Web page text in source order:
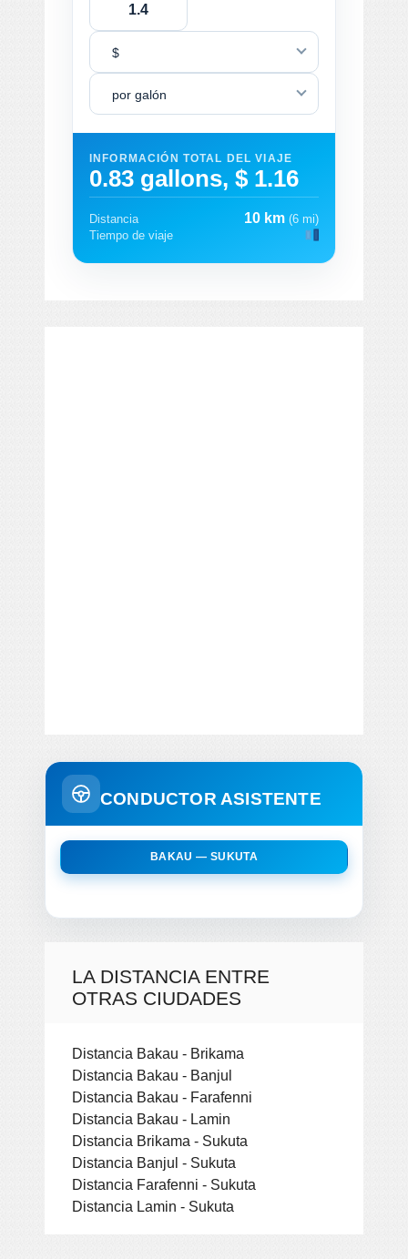
$
por galón
INFORMACIÓN TOTAL DEL VIAJE
0.83 gallons, $ 1.16
Distancia 10 km (6 mi)
Tiempo de viaje
CONDUCTOR ASISTENTE
BAKAU — SUKUTA
LA DISTANCIA ENTRE
OTRAS CIUDADES
Distancia Bakau - Brikama
Distancia Bakau - Banjul
Distancia Bakau - Farafenni
Distancia Bakau - Lamin
Distancia Brikama - Sukuta
Distancia Banjul - Sukuta
Distancia Farafenni - Sukuta
Distancia Lamin - Sukuta